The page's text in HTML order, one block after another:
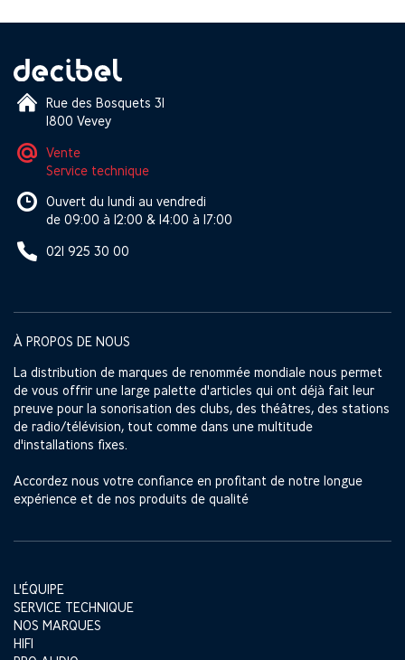
Rue des Bosquets 31
1800 Vevey
Vente
Service technique
Ouvert du lundi au vendredi
de 09:00 à 12:00 & 14:00 à 17:00
021 925 30 00
À PROPOS DE NOUS
La distribution de marques de renommée mondiale nous permet
de vous offrir une large palette d'articles qui ont déjà fait leur
preuve pour la sonorisation des clubs, des théâtres, des stations
de radio/télévision, tout comme dans une multitude
d'installations fixes.
Accordez nous votre confiance en profitant de notre longue
expérience et de nos produits de qualité
L'ÉQUIPE
SERVICE TECHNIQUE
NOS MARQUES
HIFI